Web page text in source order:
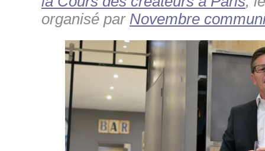
organisé par Novembre